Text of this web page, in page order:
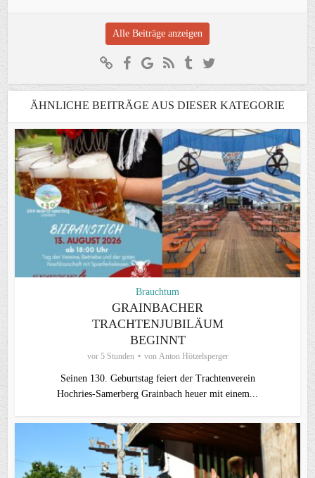
Alle Beiträge anzeigen
ÄHNLICHE BEITRÄGE AUS DIESER KATEGORIE
Brauchtum
GRAINBACHER
TRACHTENJUBILÄUM
BEGINNT
vor 5 Stunden von Anton Hötzelsperger
Seinen 130. Geburtstag feiert der Trachtenverein
Hochries‑Samerberg Grainbach heuer mit einem...